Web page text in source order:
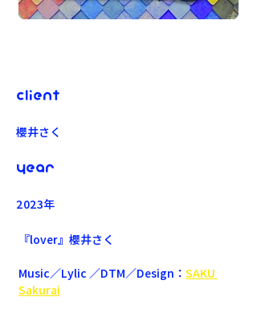
Client
櫻井さく
Year
2023年
『lover』櫻井さく
Music／Lylic ／DTM／Design： SAKU
Sakurai